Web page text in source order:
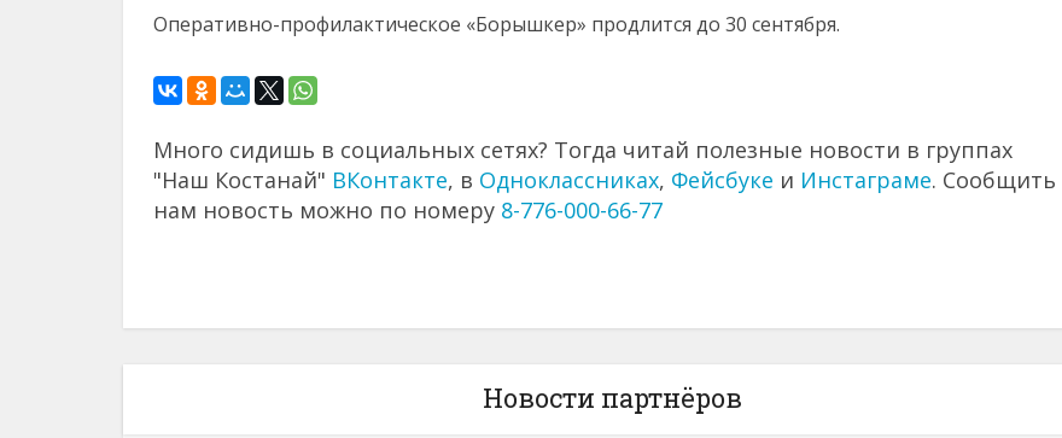
Оперативно-профилактическое «Борышкер» продлится до 30 сентября.
Много сидишь в социальных сетях? Тогда читай полезные новости в группах
"Наш Костанай" ВКонтакте, в Одноклассниках, Фейсбуке и Инстаграме. Сообщить
нам новость можно по номеру 8-776-000-66-77
Новости партнёров